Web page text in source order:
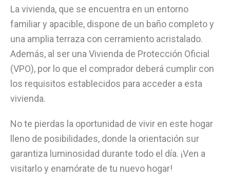
La vivienda, que se encuentra en un entorno
familiar y apacible, dispone de un baño completo y
una amplia terraza con cerramiento acristalado.
Además, al ser una Vivienda de Protección Oficial
(VPO), por lo que el comprador deberá cumplir con
los requisitos establecidos para acceder a esta
vivienda.
No te pierdas la oportunidad de vivir en este hogar
lleno de posibilidades, donde la orientación sur
garantiza luminosidad durante todo el día. ¡Ven a
visitarlo y enamórate de tu nuevo hogar!